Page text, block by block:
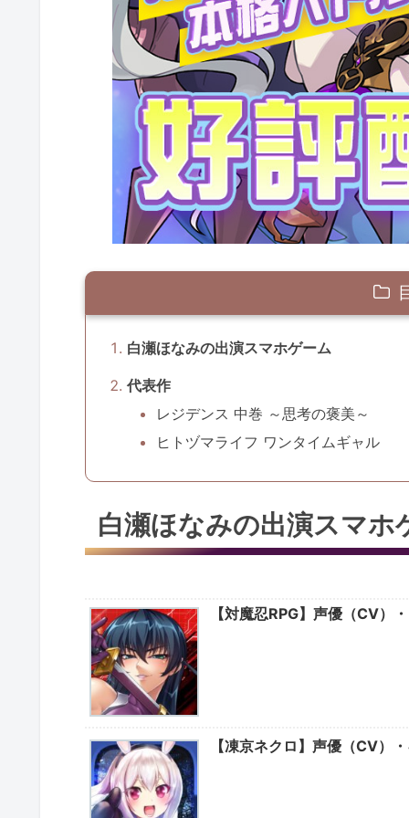
白瀬ほなみの出演スマホゲーム
代表作
レジデンス 中巻 ～思考の褒美～
ヒトヅマライフ ワンタイムギャル
白瀬ほなみの出演スマホ
【対魔忍RPG】声優（CV）
【凍京ネクロ】声優（CV）